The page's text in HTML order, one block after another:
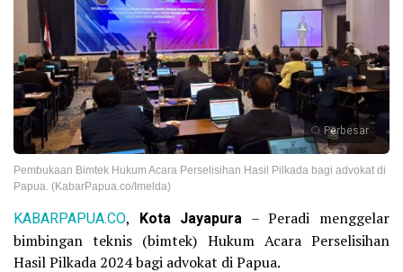
Perbesar
Pembukaan Bimtek Hukum Acara Perselisihan Hasil Pilkada bagi advokat di
Papua. (KabarPapua.co/Imelda)
KABARPAPUA.CO, Kota Jayapura – Peradi menggelar
bimbingan teknis (bimtek) Hukum Acara Perselisihan
Hasil Pilkada 2024 bagi advokat di Papua.